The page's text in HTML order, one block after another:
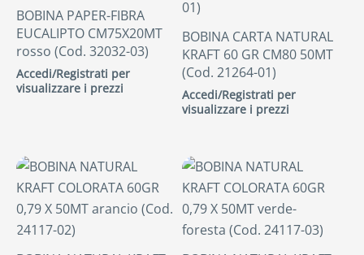
BOBINA PAPER-FIBRA
EUCALIPTO CM75X20MT
rosso (Cod. 32032-03)
Accedi/Registrati per
visualizzare i prezzi
BOBINA CARTA NATURAL
KRAFT 60 GR CM80 50MT
(Cod. 21264-01)
Accedi/Registrati per
visualizzare i prezzi